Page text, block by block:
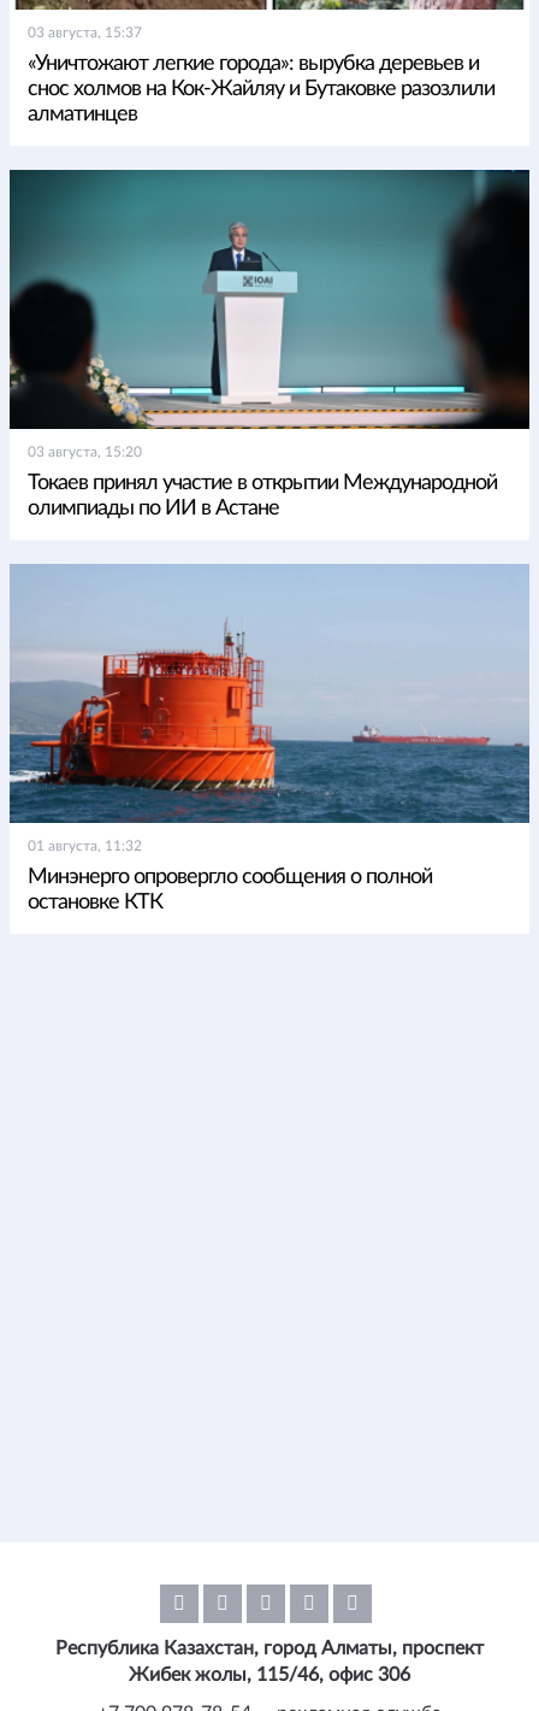
03 августа, 15:37
«Уничтожают легкие города»: вырубка деревьев и
снос холмов на Кок-Жайляу и Бутаковке разозлили
алматинцев
03 августа, 15:20
Токаев принял участие в открытии Международной
олимпиады по ИИ в Астане
01 августа, 11:32
Минэнерго опровергло сообщения о полной
остановке КТК
Республика Казахстан, город Алматы, проспект
Жибек жолы, 115/46, офис 306